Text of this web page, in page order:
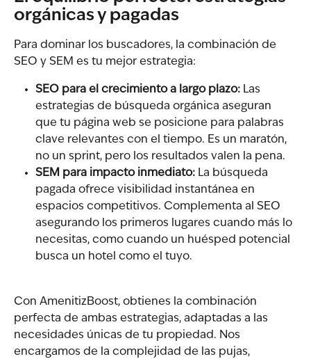
orgánicas y pagadas
Para dominar los buscadores, la combinación de
SEO y SEM es tu mejor estrategia:
SEO para el crecimiento a largo plazo: Las
estrategias de búsqueda orgánica aseguran
que tu página web se posicione para palabras
clave relevantes con el tiempo. Es un maratón,
no un sprint, pero los resultados valen la pena.
SEM para impacto inmediato: La búsqueda
pagada ofrece visibilidad instantánea en
espacios competitivos. Complementa al SEO
asegurando los primeros lugares cuando más lo
necesitas, como cuando un huésped potencial
busca un hotel como el tuyo.
Con AmenitizBoost, obtienes la combinación
perfecta de ambas estrategias, adaptadas a las
necesidades únicas de tu propiedad. Nos
encargamos de la complejidad de las pujas,